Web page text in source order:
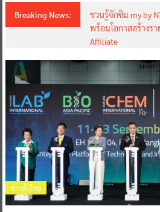
Breaking News:
ชวนรู้จักซิม my by
พร้อมโอกาสสร้างร
Affiliate
ข่าวทั่วไทย